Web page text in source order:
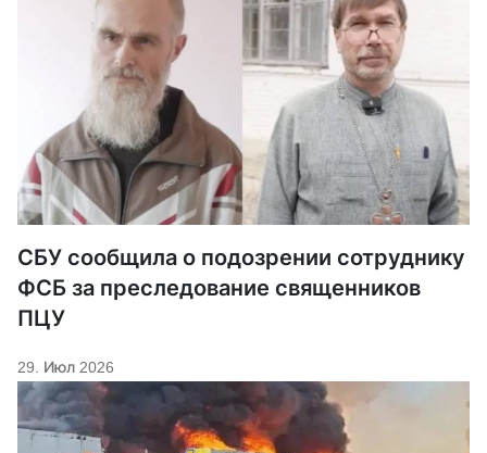
СБУ сообщила о подозрении сотруднику
ФСБ за преследование священников
ПЦУ
29. Июл 2026